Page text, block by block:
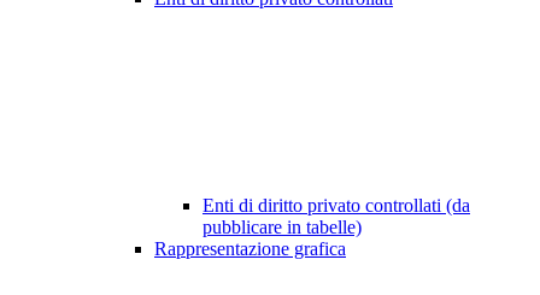
Enti di diritto privato controllati (da
pubblicare in tabelle)
Rappresentazione grafica